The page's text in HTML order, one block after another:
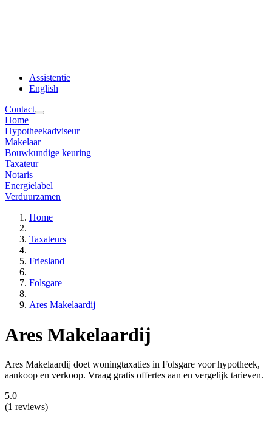
Assistentie
English
Contact
Home
Hypotheekadviseur
Makelaar
Bouwkundige keuring
Taxateur
Notaris
Energielabel
Verduurzamen
Home
Taxateurs
Friesland
Folsgare
Ares Makelaardij
Ares Makelaardij
Ares Makelaardij doet woningtaxaties in Folsgare voor hypotheek,
aankoop en verkoop. Vraag gratis offertes aan en vergelijk tarieven.
5.0
(1 reviews)